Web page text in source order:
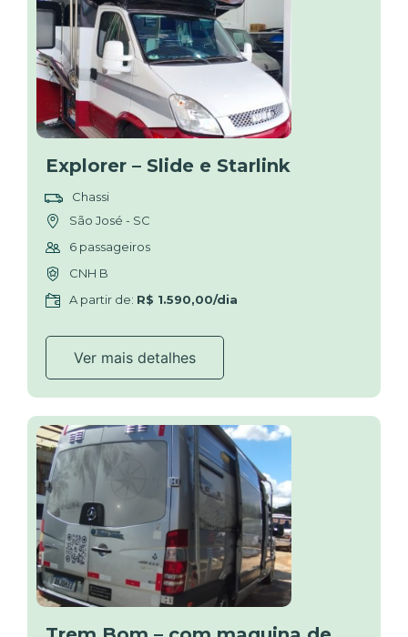
Explorer – Slide e Starlink
Chassi
São José - SC
6 passageiros
CNH B
A partir de: R$ 1.590,00/dia
Ver mais detalhes